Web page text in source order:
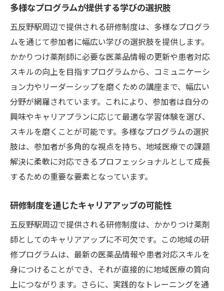
地域密着型サービスを実現する研修の活用
研修を通じた地域住民との絆深化
五反野駅で提供される研修制度を通じて得られ
るスキルと知識
最新の医薬品情報を学ぶ機会
患者対応力を強化する実践的な研修
チーム医療の推進とそのスキルの習得
臨床知識と地域医療の橋渡し
ICTを活用した医療業務効率化の知識
多文化共生を支えるコミュニケーション技
術
的な研修制度の探求
効果的な研修プログラムの選び方
自己成長を促進する研修の実践方法
研修を活かした地域医療への貢献策
研修で得たスキルを日常業務に活かす方法
多様なプログラムが提供する学びの選択肢
五反野駅周辺で提供される研修制度は、多様なプログラ
ムを通じて参加者に幅広い学びの選択肢を提供します。
かかりつけ薬剤師に必要な医薬品情報の更新や患者対応
スキルの向上を目指すプログラムから、コミュニケーシ
ョン力やリーダーシップを磨くための講座まで、幅広い
分野が網羅されています。これにより、参加者は自分の
興味やキャリアプランに応じて最適な学習体験を選び、
スキルを磨くことが可能です。多様なプログラムの選択
肢は、参加者が多角的な視点を持ち、地域医療での課題
解決に柔軟に対応できるプロフェッショナルとして成長
するための重要な要素となっています。
研修制度を通じたキャリアアップの可能性
五反野駅周辺で提供される研修制度は、かかりつけ薬剤
師としてのキャリアアップに不可欠です。この地域の研
修プログラムは、最新の医薬品情報や患者対応スキルを
身につけることができ、それが直接的に地域医療の質向
上につながります。さらに、実践的なトレーニングを通